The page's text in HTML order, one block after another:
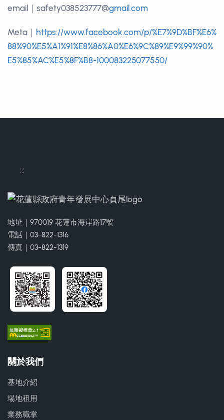
email｜safety038523777@gmail.com
Meta｜ https://www.facebook.com/p/%E7%9D%BF%E6%
88%90%E5%A1%91%E8%86%A0%E6%9C%89%E9%99%90%
E5%85%AC%E5%8F%B8-100083225077550/
:::
地址｜970019 花蓮市海岸路17號
電話｜03-822-1316
傳真｜03-822-1319
關於我們
基地介紹
場地租用
業務職掌